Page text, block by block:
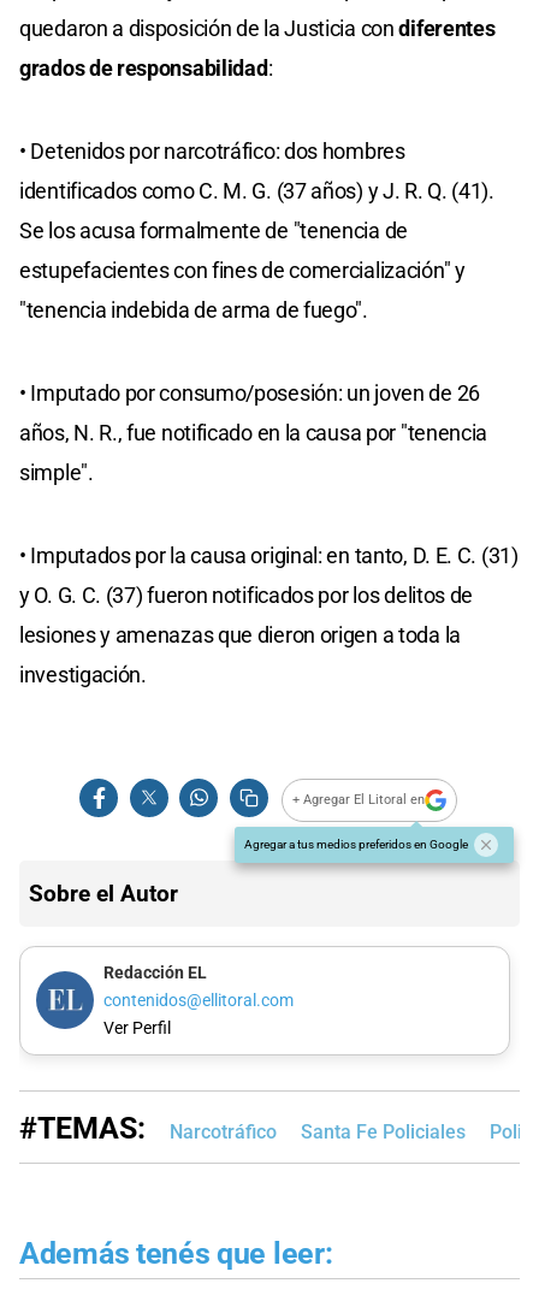
quedaron a disposición de la Justicia condiferentes
grados de responsabilidad:
• Detenidos por narcotráfico: dos hombres
identificados como C. M. G. (37 años) y J. R. Q. (41).
Se los acusa formalmente de "tenencia de
estupefacientes con fines de comercialización" y
"tenencia indebida de arma de fuego".
• Imputado por consumo/posesión: un joven de 26
años, N. R., fue notificado en la causa por "tenencia
simple".
• Imputados por la causa original: en tanto, D. E. C. (31)
y O. G. C. (37) fueron notificados por los delitos de
lesiones y amenazas que dieron origen a toda la
investigación.
+ Agregar El Litoral en
Agregar a tus medios preferidos en Google
Sobre el Autor
Redacción EL
contenidos@ellitoral.com
Ver Perfil
#TEMAS: Narcotráfico Santa Fe Policiales
Además tenés que leer: